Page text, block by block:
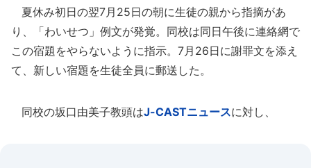
夏休み初日の翌7月25日の朝に生徒の親から指摘があ
り、「わいせつ」例文が発覚。同校は同日午後に連絡網で
この宿題をやらないように指示。7月26日に謝罪文を添え
て、新しい宿題を生徒全員に郵送した。
同校の坂口由美子教頭はJ-CASTニュースに対し、